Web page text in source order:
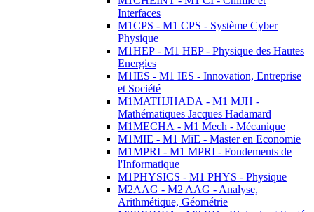
Interfaces
M1CPS - M1 CPS - Système Cyber
Physique
M1HEP - M1 HEP - Physique des Hautes
Energies
M1IES - M1 IES - Innovation, Entreprise
et Société
M1MATHJHADA - M1 MJH -
Mathématiques Jacques Hadamard
M1MECHA - M1 Mech - Mécanique
M1MIE - M1 MiE - Master en Economie
M1MPRI - M1 MPRI - Fondements de
l'Informatique
M1PHYSICS - M1 PHYS - Physique
M2AAG - M2 AAG - Analyse,
Arithmétique, Géométrie